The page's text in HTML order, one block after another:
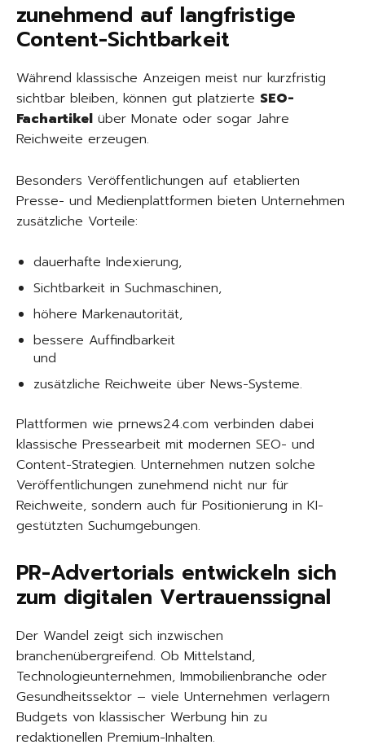
zunehmend auf langfristige
Content-Sichtbarkeit
Während klassische Anzeigen meist nur kurzfristig
sichtbar bleiben, können gut platzierte SEO-
Fachartikel über Monate oder sogar Jahre
Reichweite erzeugen.
Besonders Veröffentlichungen auf etablierten
Presse- und Medienplattformen bieten Unternehmen
zusätzliche Vorteile:
dauerhafte Indexierung,
Sichtbarkeit in Suchmaschinen,
höhere Markenautorität,
bessere Auffindbarkeit
und
zusätzliche Reichweite über News-Systeme.
Plattformen wie prnews24.com verbinden dabei
klassische Pressearbeit mit modernen SEO- und
Content-Strategien. Unternehmen nutzen solche
Veröffentlichungen zunehmend nicht nur für
Reichweite, sondern auch für Positionierung in KI-
gestützten Suchumgebungen.
PR-Advertorials entwickeln sich
zum digitalen Vertrauenssignal
Der Wandel zeigt sich inzwischen
branchenübergreifend. Ob Mittelstand,
Technologieunternehmen, Immobilienbranche oder
Gesundheitssektor – viele Unternehmen verlagern
Budgets von klassischer Werbung hin zu
redaktionellen Premium-Inhalten.